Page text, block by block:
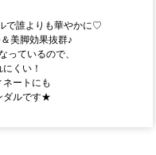
で誰よりも華やかに♡
美脚効果抜群♪
っているので、
くい！
ネートにも
ダルです★